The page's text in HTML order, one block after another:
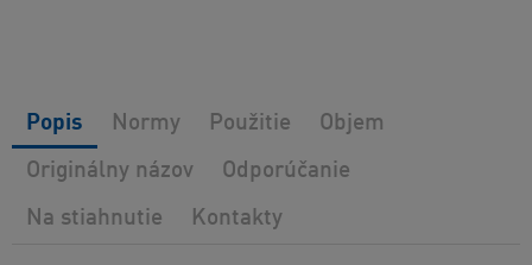
Popis Normy Použitie Objem
Originálny názov Odporúčanie
Na stiahnutie Kontakty